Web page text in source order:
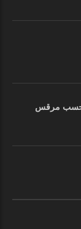
بحسب مرقس